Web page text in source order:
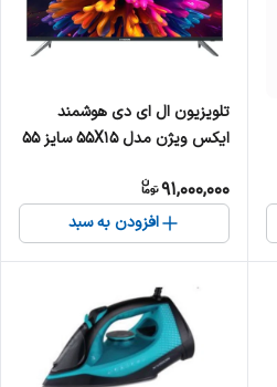
تلویزیون ال ای دی هوشمند
ایکس ویژن مدل 55X15 سایز 55
91,000,000
افزودن به سبد